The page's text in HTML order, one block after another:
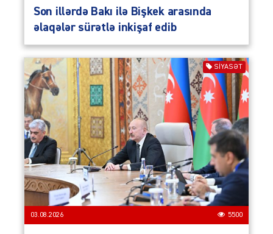
Son illərdə Bakı ilə Bişkek arasında
əlaqələr sürətlə inkişaf edib
SIYASƏT
03.08.2026 5500